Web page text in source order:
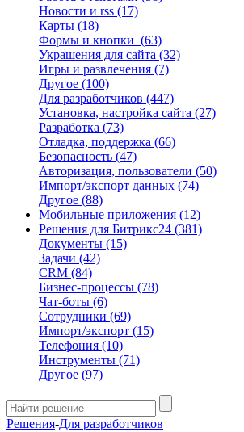
Новости и rss (17)
Карты (18)
Формы и кнопки (63)
Украшения для сайта (32)
Игры и развлечения (7)
Другое (100)
Для разработчиков (447)
Установка, настройка сайта (27)
Разработка (73)
Отладка, поддержка (66)
Безопасность (47)
Авторизация, пользователи (50)
Импорт/экспорт данных (74)
Другое (88)
Мобильные приложения (12)
Решения для Битрикс24 (381)
Документы (15)
Задачи (42)
CRM (84)
Бизнес-процессы (78)
Чат-боты (6)
Сотрудники (69)
Импорт/экспорт (15)
Телефония (10)
Инструменты (71)
Другое (97)
Решения-Для разработчиков